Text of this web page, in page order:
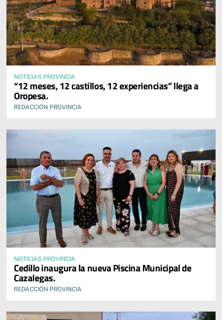
NOTICIAS PROVINCIA
“12 meses, 12 castillos, 12 experiencias” llega a
Oropesa.
REDACCIÓN PROVINCIA
NOTICIAS PROVINCIA
Cedillo inaugura la nueva Piscina Municipal de
Cazalegas.
REDACCIÓN PROVINCIA